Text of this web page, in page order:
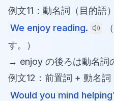
例文11：動名詞（目的語）
We enjoy reading.
す。）
→ enjoy の後ろは動名詞
例文12：前置詞 + 動名詞
Would you mind